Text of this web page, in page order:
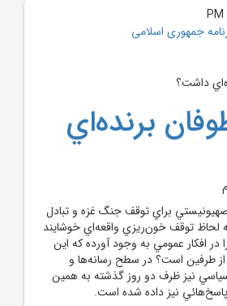
جمهوری اسلامی
برنده‌اي
براي توقف جنگ غزه و تبادل
لحاظ توقف خون‌ريزي واقعه‌اي خوشايند
افکار عمومي به وجود آورده که اين
از طرفين است؟ در سطح رسانه‌ها و
نيز ظرف دو روز گذشته به همين
نيز داده شده است.